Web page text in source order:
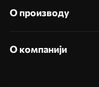
О производу
О компанији